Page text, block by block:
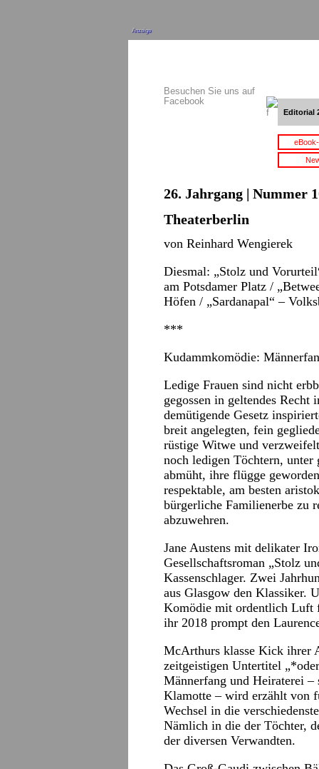
Anzeige
Besuchen Sie uns auf
Facebook
Editorial
26. Jahrgang | Nummer
Theaterberlin
von Reinhard Wengierek
Diesmal: „Stolz und
am Potsdamer Platz /
Höfen / „Sardanapal“ –
***
Kudammkomödie:
Ledige Frauen sind nicht
gegossen in geltendes
demütigende Gesetz
breit angelegten, fein
rüstige Witwe und
noch ledigen Töchtern,
abmüht, ihre flügge
respektable, am besten
bürgerliche Familienerbe zu
abzuwehren.
Jane Austens mit delikater
Gesellschaftsroman „Stolz
Kassenschlager. Zwei
aus Glasgow den Klassiker.
Komödie mit ordentlich Luft
ihr 2018 prompt den
McArthurs klasse Kick ihrer
zeitgeistigen Untertitel
Männerfang und Heiraterei
Klamotte – wird erzählt von
Wechsel in die
Nämlich in die der Töchter,
der diversen Verwandten.